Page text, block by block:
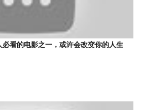
必看的电影之一，或许会改变你的人生